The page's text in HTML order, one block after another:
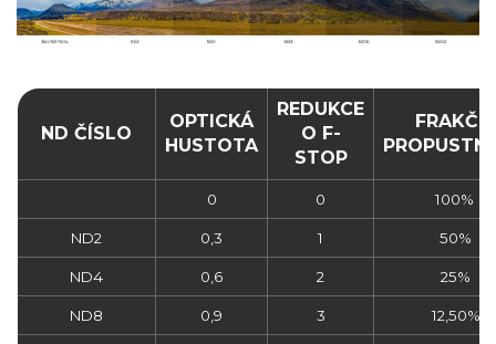
ND ČÍSLO
OPTICKÁ
HUSTOTA
REDUKCE
O F-
STOP
FRAKČNÍ
0 0 100%
ND2 0,3 1 50%
ND4 0,6 2 25%
ND8 0,9 3 12,50%